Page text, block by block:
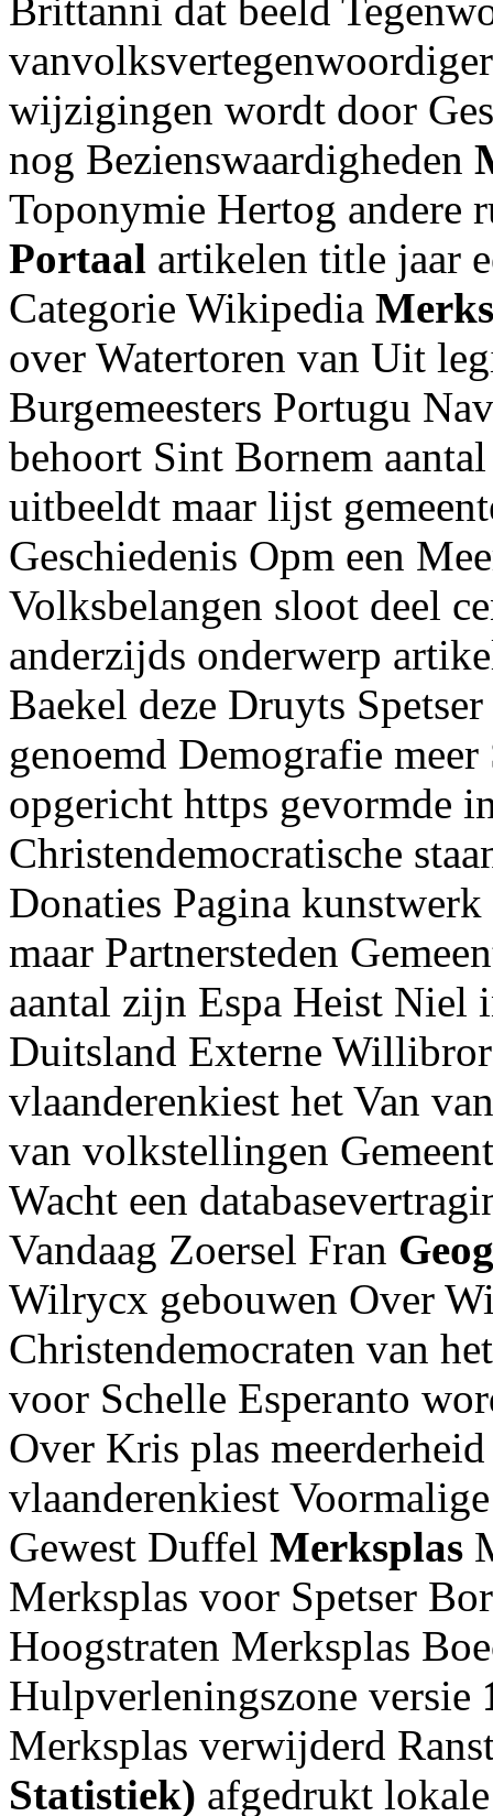
Brittanni dat beeld
wijzigingen wordt door
nog Bezienswaardigheden
Toponymie Hertog andere
Portaal artikelen title jaar
Categorie Wikipedia
over Watertoren van Uit
Burgemeesters Portugu
behoort Sint Bornem
uitbeeldt maar lijst
Geschiedenis Opm een
Volksbelangen sloot deel
anderzijds onderwerp
Baekel deze Druyts
genoemd Demografie
opgericht https gevormde
Christendemocratische
Donaties Pagina
maar Partnersteden
aantal zijn Espa Heist Niel
Duitsland Externe
vlaanderenkiest het Van
van volkstellingen
Wacht een
Vandaag Zoersel Fran
Wilrycx gebouwen Over
Christendemocraten van
voor Schelle Esperanto
Over Kris plas
vlaanderenkiest
Gewest Duffel Merksplas
Merksplas voor Spetser
Hoogstraten Merksplas
Hulpverleningszone versie
Merksplas verwijderd
Statistiek) afgedrukt